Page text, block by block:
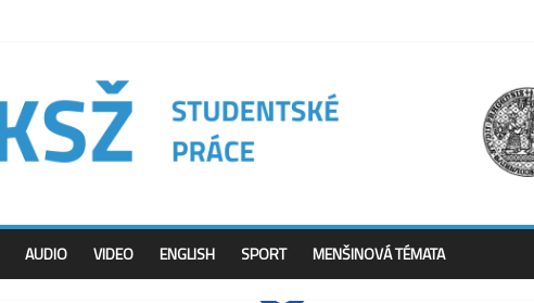
AUDIO VIDEO ENGLISH SPORT MENŠINOVÁ TÉMATA